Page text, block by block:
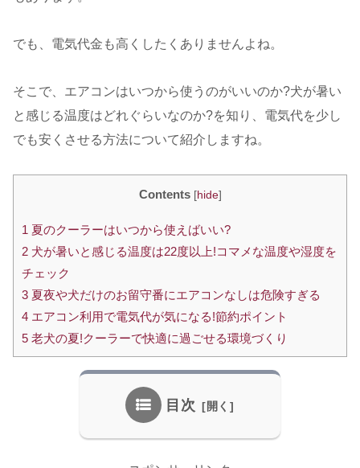
でも、電気代金も高くしたくありませんよね。
そこで、エアコンはいつから使うのがいいのか?犬が暑い
と感じる温度はどれぐらいなのか?を知り、電気代を少し
でも安くさせる方法について紹介しますね。
Contents [hide]
1 夏のクーラーはいつから使えばいい?
2 犬が暑いと感じる温度は22度以上!コマメな温度や湿度を
チェック
3 夏夜や犬だけのお留守番にエアコンなしは危険すぎる
4 エアコン利用で電気代が気になる!節約ポイント
5 老犬の夏!クーラーで快適に過ごせる環境づくり
目次